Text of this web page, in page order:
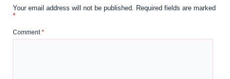
Your email address will not be published. Required fields are marked
*
Comment*